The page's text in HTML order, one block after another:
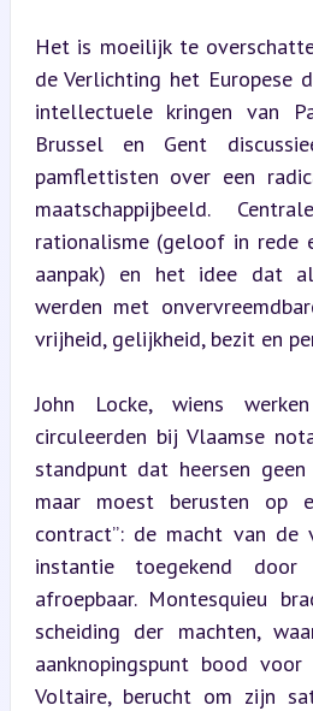
Het is moeilijk te
de Verlichting het Europese
intellectuele kringen van
Brussel en Gent
pamflettisten over een
maatschappijbeeld.
rationalisme (geloof in rede
aanpak) en het idee dat
werden met
vrijheid, gelijkheid, bezit en
John Locke, wiens
circuleerden bij Vlaamse
standpunt dat heersen
maar moest berusten op
contract”: de macht van
instantie toegekend
afroepbaar. Montesquieu
scheiding der machten,
aanknopingspunt bood
Voltaire, berucht om zijn